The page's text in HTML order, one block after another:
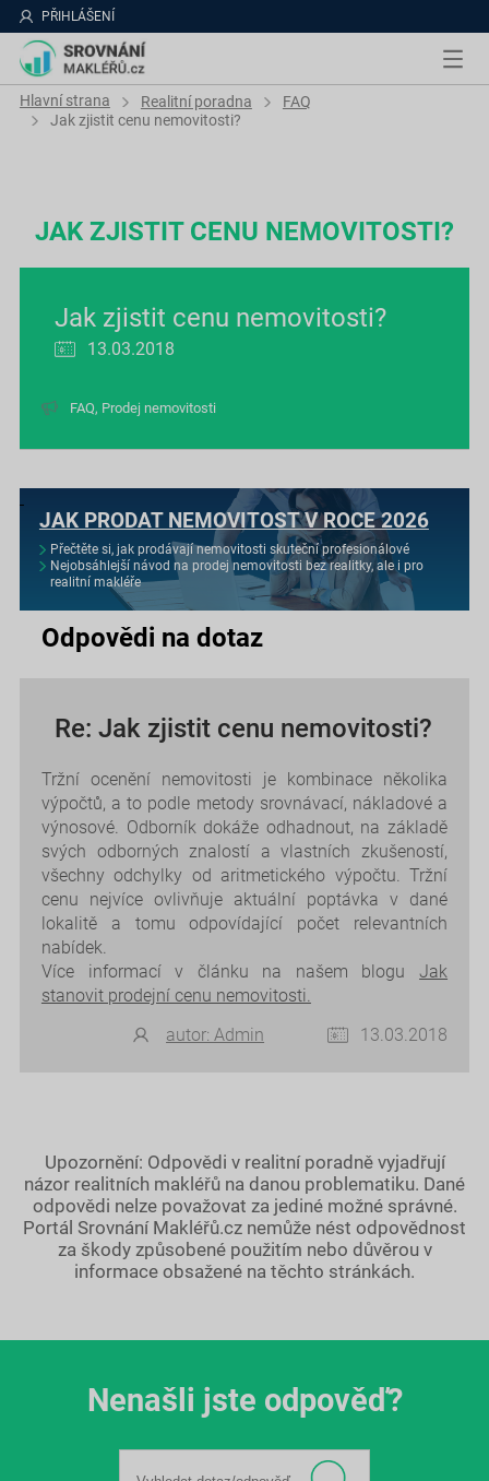
PŘIHLÁŠENÍ
Hlavní strana Realitní poradna
FAQ
Jak zjistit cenu nemovitosti?
JAK ZJISTIT CENU NEMOVITOSTI?
Jak zjistit cenu nemovitosti?
13.03.2018
FAQ, Prodej nemovitosti
JAK PRODAT NEMOVITOST V ROCE 2026
Přečtěte si, jak prodávají nemovitosti skuteční profesionálové
Nejobsáhlejší návod na prodej nemovitosti bez realitky, ale i pro
realitní makléře
Odpovědi na dotaz
Re: Jak zjistit cenu nemovitosti?
Tržní ocenění nemovitosti je kombinace několika
výpočtů, a to podle metody srovnávací, nákladové a
výnosové. Odborník dokáže odhadnout, na základě
svých odborných znalostí a vlastních zkušeností,
všechny odchylky od aritmetického výpočtu. Tržní
cenu nejvíce ovlivňuje aktuální poptávka v dané
lokalitě a tomu odpovídající počet relevantních
nabídek.
Více informací v článku na našem bloguJak
stanovit prodejní cenu nemovitosti.
autor: Admin
13.03.2018
Upozornění: Odpovědi v realitní poradně vyjadřují
názor realitních makléřů na danou problematiku. Dané
odpovědi nelze považovat za jediné možné správné.
Portál Srovnání Makléřů.cz nemůže nést odpovědnost
za škody způsobené použitím nebo důvěrou v
informace obsažené na těchto stránkách.
Nenašli jste odpověď?